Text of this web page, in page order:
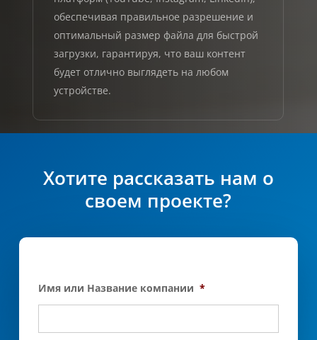
обеспечивая правильное разрешение и
оптимальный размер файла для быстрой
загрузки, гарантируя, что ваш контент
будет отлично выглядеть на любом
устройстве.
Хотите рассказать нам о
своем проекте?
Имя или Название компании *